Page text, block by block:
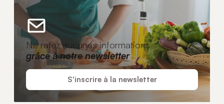
Ne ratez aucunes informations
grâce à notre newsletter
S'inscrire à la newsletter